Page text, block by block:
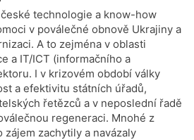
technologie a know-how
v poválečné obnově Ukrajiny a
A to zejména v oblasti
a IT/ICT (informačního a
I v krizovém období války
a efektivitu státních úřadů,
řetězců a v neposlední řadě
regeneraci. Mnohé z
zachytily a navázaly